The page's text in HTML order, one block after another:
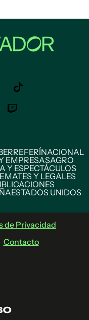
REFERÍNACIONAL
EMPRESASAGRO
Y ESPECTÁCULOS
Y LEGALES
ESTADOS UNIDOS
de Privacidad
Contacto